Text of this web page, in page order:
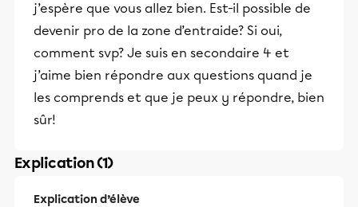
j’espère que vous allez bien. Est-il possible de
devenir pro de la zone d’entraide? Si oui,
comment svp? Je suis en secondaire 4 et
j’aime bien répondre aux questions quand je
les comprends et que je peux y répondre, bien
sûr!
Explication (1)
Explication d’élève